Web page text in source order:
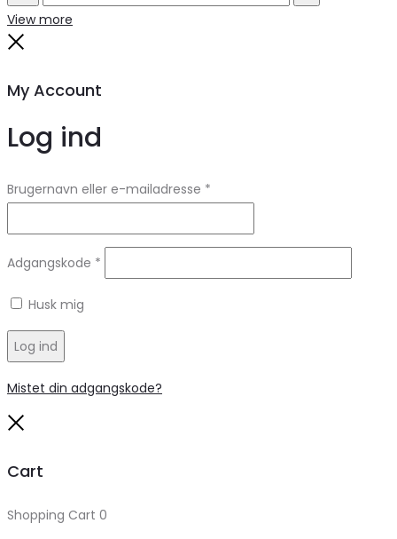
Search
View more
My Account
Log ind
Brugernavn eller e-mailadresse *
Adgangskode *
Husk mig
Log ind
Mistet din adgangskode?
Cart
Shopping Cart 0